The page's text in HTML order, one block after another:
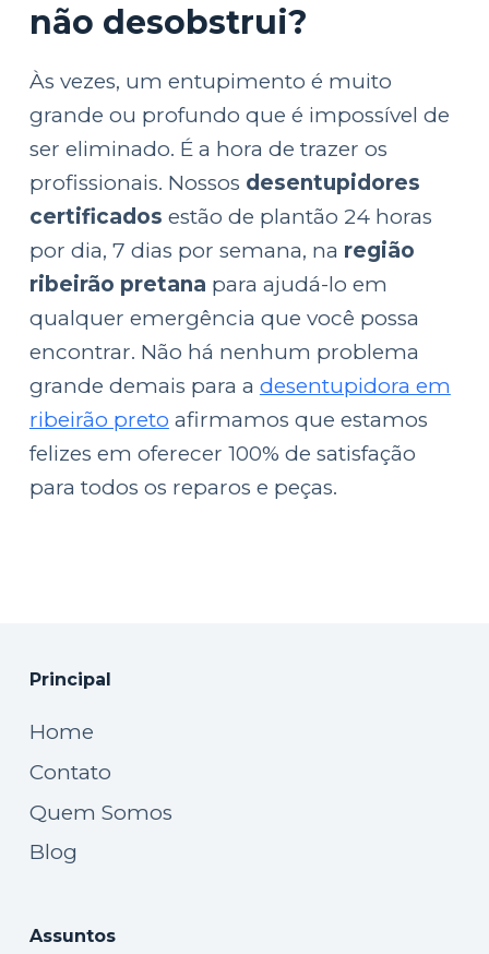
não desobstrui?
Às vezes, um entupimento é muito
grande ou profundo que é impossível de
ser eliminado. É a hora de trazer os
profissionais. Nossos desentupidores
certificados estão de plantão 24 horas
por dia, 7 dias por semana, na região
ribeirão pretana para ajudá-lo em
qualquer emergência que você possa
encontrar. Não há nenhum problema
grande demais para a desentupidora em
ribeirão preto afirmamos que estamos
felizes em oferecer 100% de satisfação
para todos os reparos e peças.
Principal
Home
Contato
Quem Somos
Blog
Assuntos